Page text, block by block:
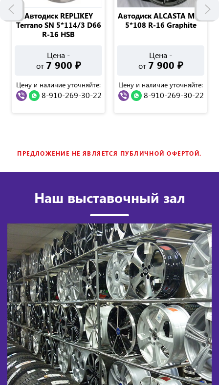
Автодиск REPLIKEY
Terrano SN 5*114/3 D66
R-16 HSB
Цена -
от 7 900 ₽
Цену и наличие уточняйте:
8-910-269-30-22
Автодиск ALCASTA M60
5*108 R-16 Graphite
Цена -
от 7 900 ₽
Цену и наличие уточняйте:
8-910-269-30-22
ПРЕДЛОЖЕНИЕ НЕ ЯВЛЯЕТСЯ ПУБЛИЧНОЙ ОФЕРТОЙ.
Наш выставочный зал